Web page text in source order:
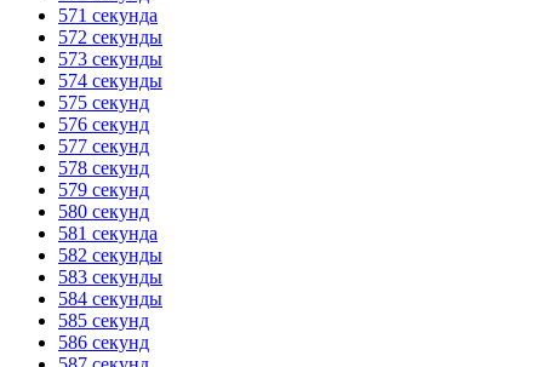
571 секунда
572 секунды
573 секунды
574 секунды
575 секунд
576 секунд
577 секунд
578 секунд
579 секунд
580 секунд
581 секунда
582 секунды
583 секунды
584 секунды
585 секунд
586 секунд